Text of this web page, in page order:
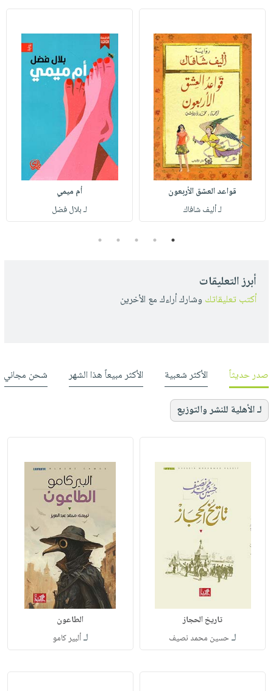
قواعد العشق الأربعون
لـ أليف شافاك
أم ميمي
لـ بلال فضل
1
2
3
4
5
أبرز التعليقات
أكتب تعليقاتك وشارك أراءك مع الأخرين
صدر حديثاً الأكثر شعبية الأكثر مبيعاً هذا الشهر شحن مجاني
لـ الأهلية للنشر والتوزيع
تاريخ الحجاز
لـحسين محمد نصيف
الطاعون
لـألبير كامو